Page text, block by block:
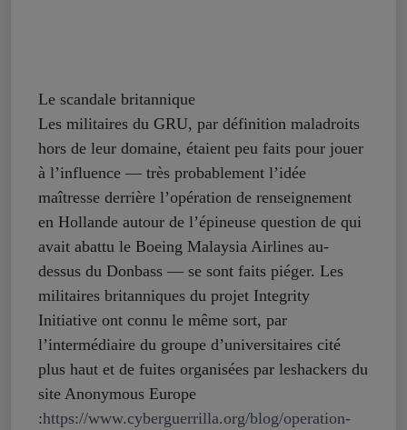
Le scandale britannique
Les militaires du GRU, par définition maladroits
hors de leur domaine, étaient peu faits pour jouer
à l’influence — très probablement l’idée
maîtresse derrière l’opération de renseignement
en Hollande autour de l’épineuse question de qui
avait abattu le Boeing Malaysia Airlines au-
dessus du Donbass — se sont faits piéger. Les
militaires britanniques du projet Integrity
Initiative ont connu le même sort, par
l’intermédiaire du groupe d’universitaires cité
plus haut et de fuites organisées par leshackers du
site Anonymous Europe
:https://www.cyberguerrilla.org/blog/operation-